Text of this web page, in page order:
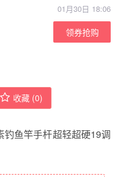
01月30日 18:06
领券抢购
收藏 (0)